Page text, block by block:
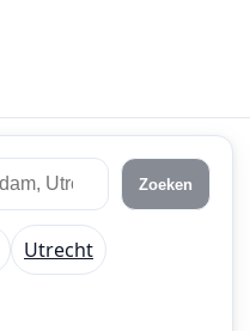
Zoeken
Utrecht